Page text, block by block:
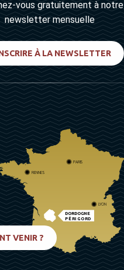
vous gratuitement à notre
newsletter mensuelle
À LA NEWSLETTER
DORDOGNE
PÉRIGORD
PARIS
RENNES
LYON
VENIR ?